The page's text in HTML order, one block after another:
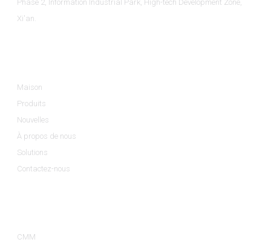
Phase 2, Information Industrial Park, High-tech Development Zone,
Xi'an.
Maison
Produits
Nouvelles
À propos de nous
Solutions
Contactez-nous
CMM